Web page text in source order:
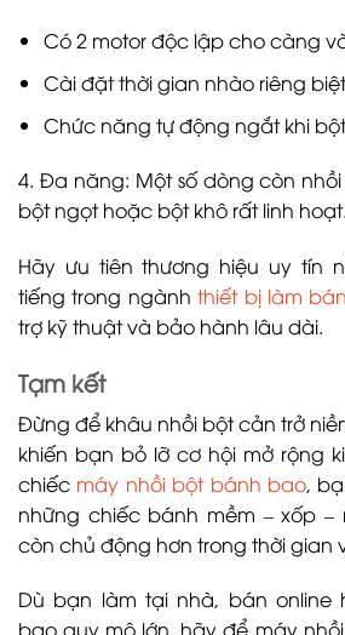
Có 2 motor độc lập cho càng
Cài đặt thời gian nhào riêng
Chức năng tự động ngắt khi
4. Đa năng: Một số dòng còn
bột ngọt hoặc bột khô rất linh hoạt.
Hãy ưu tiên thương hiệu uy tín
tiếng trong ngànhthiết bị làm
trợ kỹ thuật và bảo hành lâu dài.
Tạm kết
Đừng để khâu nhồi bột cản trở
khiến bạn bỏ lỡ cơ hội mở rộng
chiếc máy nhồi bột bánh bao,
những chiếc bánh mềm – xốp –
còn chủ động hơn trong thời gian
Dù bạn làm tại nhà, bán online
bao quy mô lớn, hãy để máy